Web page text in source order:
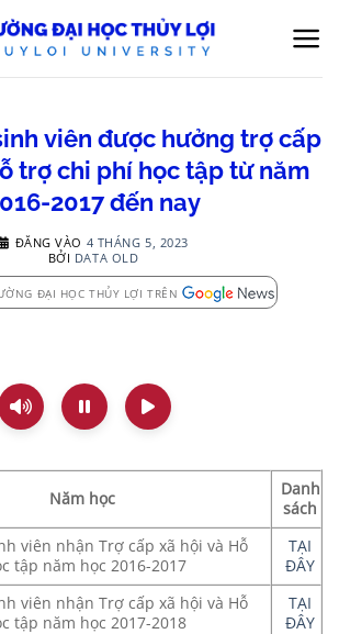
viên được hưởng trợ cấp
trợ chi phí học tập từ năm
2017 đến nay
ĐĂNG VÀO 4 THÁNG 5, 2023
BỞI DATA OLD
ĐẠI HỌC THỦY LỢI TRÊN
Năm học
Danh
sách
viên nhận Trợ cấp xã hội và Hỗ
tập năm học 2016-2017
TẠI
ĐÂY
viên nhận Trợ cấp xã hội và Hỗ
tập năm học 2017-2018
TẠI
ĐÂY